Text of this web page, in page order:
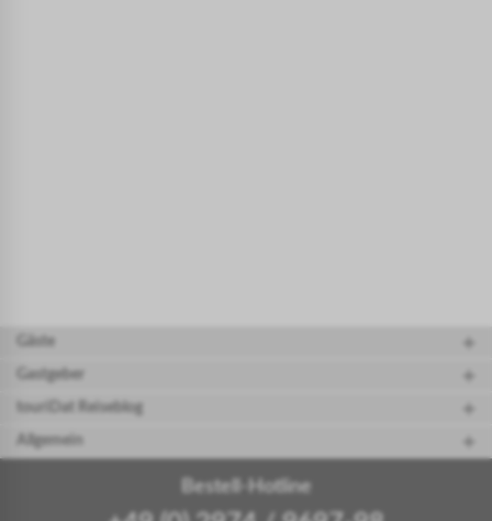
Gastgeber
touriDat Reiseblog
Allgemein
Bestell-Hotline